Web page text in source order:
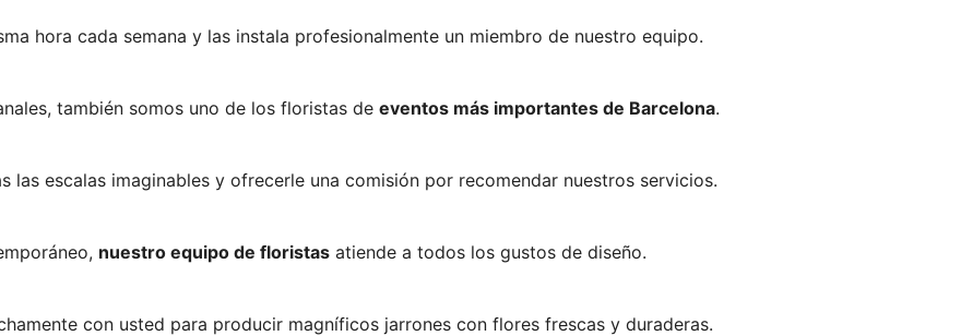
hora cada semana y las instala profesionalmente un miembro de nuestro equipo.
también somos uno de los floristas de eventos más importantes de Barcelona.
las escalas imaginables y ofrecerle una comisión por recomendar nuestros servicios.
nuestro equipo de floristasatiende a todos los gustos de diseño.
con usted para producir magníficos jarrones con flores frescas y duraderas.